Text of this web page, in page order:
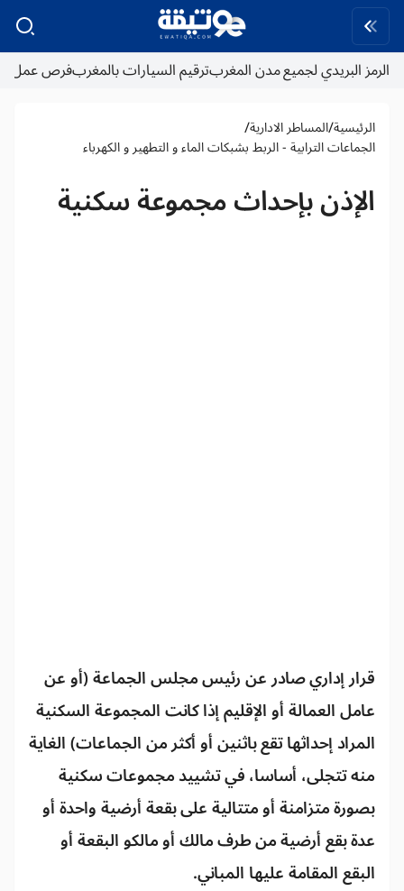
الرمز البريدي لجميع مدن المغربترقيم السيارات بالمغربفرص عمل
الرئيسية/المساطر الادارية/
الجماعات الترابية - الربط بشبكات الماء و التطهير و الكهرباء
الإذن بإحداث مجموعة سكنية
قرار إداري صادر عن رئيس مجلس الجماعة (أو عن
عامل العمالة أو الإقليم إذا كانت المجموعة السكنية
المراد إحداثها تقع باثنين أو أكثر من الجماعات) الغاية
منه تتجلى، أساسا، في تشييد مجموعات سكنية
بصورة متزامنة أو متتالية على بقعة أرضية واحدة أو
عدة بقع أرضية من طرف مالك أو مالكو البقعة أو
البقع المقامة عليها المباني.